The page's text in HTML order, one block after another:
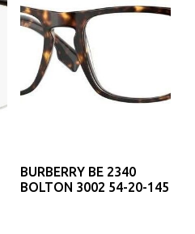
BURBERRY BE 2340
BOLTON 3002 54-20-145